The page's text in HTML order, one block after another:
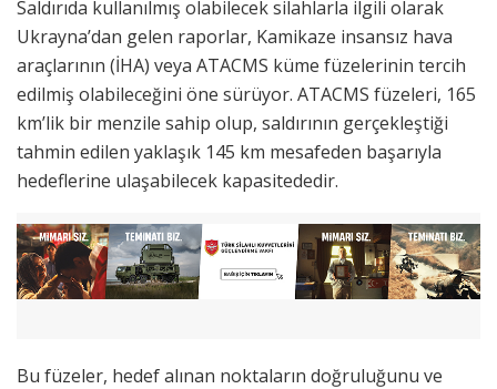
Saldırıda kullanılmış olabilecek silahlarla ilgili olarak
Ukrayna’dan gelen raporlar, Kamikaze insansız hava
araçlarının (İHA) veya ATACMS küme füzelerinin tercih
edilmiş olabileceğini öne sürüyor. ATACMS füzeleri, 165
km’lik bir menzile sahip olup, saldırının gerçekleştiği
tahmin edilen yaklaşık 145 km mesafeden başarıyla
hedeflerine ulaşabilecek kapasitededir.
Bu füzeler, hedef alınan noktaların doğruluğunu ve